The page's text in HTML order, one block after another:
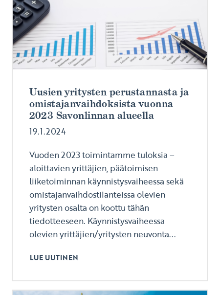
Uusien yritysten perustannasta ja
omistajanvaihdoksista vuonna
2023 Savonlinnan alueella
19.1.2024
Vuoden 2023 toimintamme tuloksia –
aloittavien yrittäjien, päätoimisen
liiketoiminnan käynnistysvaiheessa sekä
omistajanvaihdostilanteissa olevien
yritysten osalta on koottu tähän
tiedotteeseen. Käynnistysvaiheessa
olevien yrittäjien/yritysten neuvonta...
LUE UUTINEN